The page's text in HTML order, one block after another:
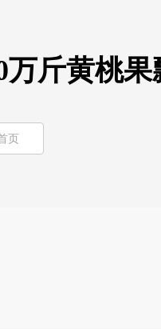
万斤黄桃
页